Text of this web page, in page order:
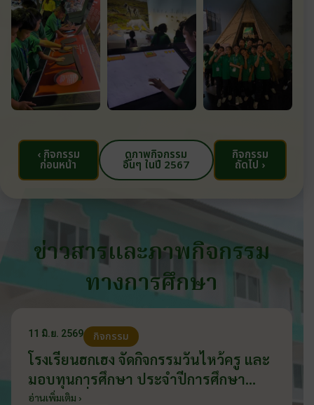
‹ กิจกรรม
ก่อนหน้า
ดูภาพกิจกรรม
อื่นๆ ในปี 2567
กิจกรรม
ถัดไป ›
ข่าวสารและภาพกิจกรรม
ทางการศึกษา
11 มิ.ย. 2569 กิจกรรม
โรงเรียนฮกเฮง จัดกิจกรรมวันไหว้ครู และ
มอบทุนการศึกษา ประจำปีการศึกษา
2569 วันที่ 11 มิถุนายน 2569
อ่านเพิ่มเติม ›